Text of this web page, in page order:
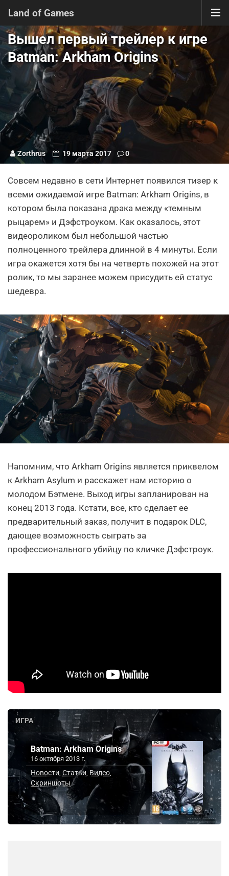
Land of Games
Вышел первый трейлер к игре
Batman: Arkham Origins
Zorthrus 19 марта 2017 0
Совсем недавно в сети Интернет появился тизер к
всеми ожидаемой игре Batman: Arkham Origins, в
котором была показана драка между «темным
рыцарем» и Дэфстроуком. Как оказалось, этот
видеороликом был небольшой частью
полноценного трейлера длинной в 4 минуты. Если
игра окажется хотя бы на четверть похожей на этот
ролик, то мы заранее можем присудить ей статус
шедевра.
Напомним, что Arkham Origins является приквелом
к Arkham Asylum и расскажет нам историю о
молодом Бэтмене. Выход игры запланирован на
конец 2013 года. Кстати, все, кто сделает ее
предварительный заказ, получит в подарок DLC,
дающее возможность сыграть за
профессионального убийцу по кличке Дэфстроук.
ИГРА
Batman: Arkham Origins
16 октября 2013 г.
Новости,Статьи, Видео,
Скриншоты